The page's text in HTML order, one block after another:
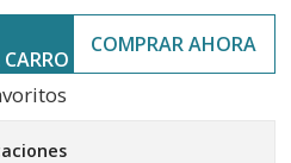
COMPRAR AHORA